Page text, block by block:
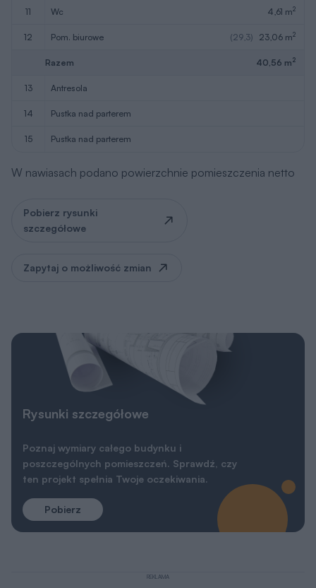
11 wc 4,61 m2
12 pom. biurowe (29,3) 23,06 m2
Razem 40,56 m2
13 antresola
14 pustka nad parterem
15 pustka nad parterem
W nawiasach podano powierzchnie pomieszczenia netto
Pobierz rysunki
szczegółowe
Zapytaj o możliwość zmian
Rysunki szczegółowe
Poznaj wymiary całego budynku i
poszczególnych pomieszczeń. Sprawdź, czy
ten projekt spełnia Twoje oczekiwania.
Pobierz
REKLAMA